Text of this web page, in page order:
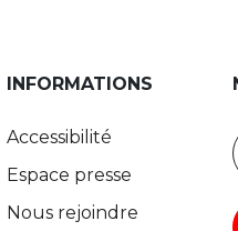
INFORMATIONS
Accessibilité
Espace presse
Nous rejoindre